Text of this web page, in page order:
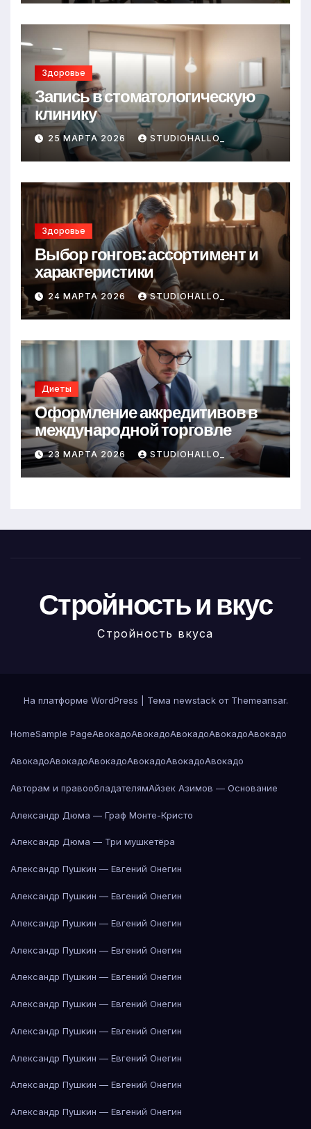
Здоровье
Запись в стоматологическую
клинику
25 МАРТА 2026 STUDIOHALLO_
Здоровье
Выбор гонгов: ассортимент и
характеристики
24 МАРТА 2026 STUDIOHALLO_
Диеты
Оформление аккредитивов в
международной торговле
23 МАРТА 2026 STUDIOHALLO_
Стройность и вкус
Стройность вкуса
На платформе WordPress Тема newstack от Themeansar.
HomeSample PageАвокадоАвокадоАвокадоАвокадоАвокадо
АвокадоАвокадоАвокадоАвокадоАвокадоАвокадо
Авторам и правообладателямАйзек Азимов — Основание
Александр Дюма — Граф Монте-Кристо
Александр Дюма — Три мушкетёра
Александр Пушкин — Евгений Онегин
Александр Пушкин — Евгений Онегин
Александр Пушкин — Евгений Онегин
Александр Пушкин — Евгений Онегин
Александр Пушкин — Евгений Онегин
Александр Пушкин — Евгений Онегин
Александр Пушкин — Евгений Онегин
Александр Пушкин — Евгений Онегин
Александр Пушкин — Евгений Онегин
Александр Пушкин — Евгений Онегин